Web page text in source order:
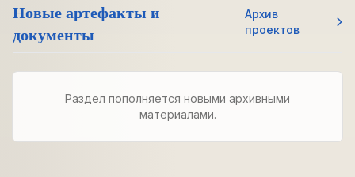
Новые артефакты и
документы
Архив
проектов
Раздел пополняется новыми архивными
материалами.